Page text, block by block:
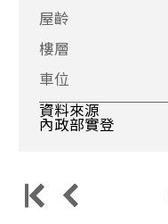
屋齡
樓層
車位
資料來源
內政部實登